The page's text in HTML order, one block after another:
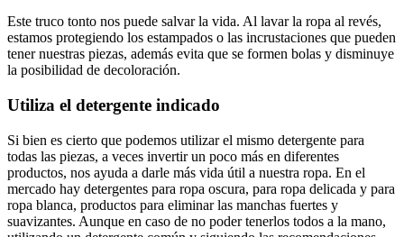
Este truco tonto nos puede salvar la vida. Al lavar la ropa al revés,
estamos protegiendo los estampados o las incrustaciones que pueden
tener nuestras piezas, además evita que se formen bolas y disminuye
la posibilidad de decoloración.
Utiliza el detergente indicado
Si bien es cierto que podemos utilizar el mismo detergente para
todas las piezas, a veces invertir un poco más en diferentes
productos, nos ayuda a darle más vida útil a nuestra ropa. En el
mercado hay detergentes para ropa oscura, para ropa delicada y para
ropa blanca, productos para eliminar las manchas fuertes y
suavizantes. Aunque en caso de no poder tenerlos todos a la mano,